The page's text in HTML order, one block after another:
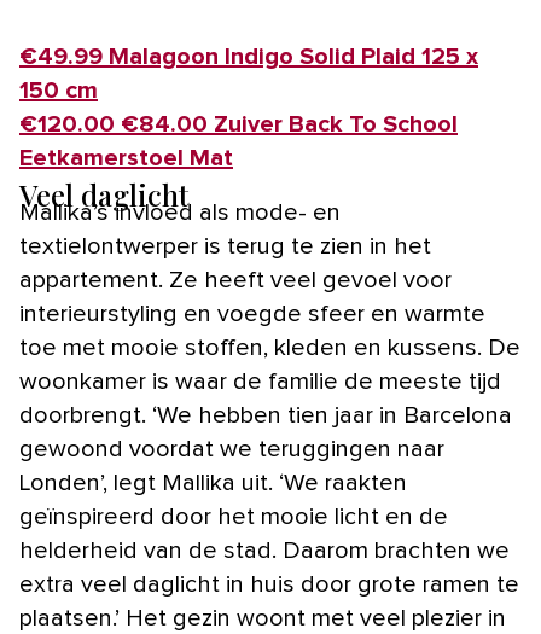
€49.99 Malagoon Indigo Solid Plaid 125 x
150 cm
€120.00 €84.00 Zuiver Back To School
Eetkamerstoel Mat
Veel daglicht
Mallika’s invloed als mode- en
textielontwerper is terug te zien in het
appartement. Ze heeft veel gevoel voor
interieurstyling en voegde sfeer en warmte
toe met mooie stoffen, kleden en kussens. De
woonkamer is waar de familie de meeste tijd
doorbrengt. ‘We hebben tien jaar in Barcelona
gewoond voordat we teruggingen naar
Londen’, legt Mallika uit. ‘We raakten
geïnspireerd door het mooie licht en de
helderheid van de stad. Daarom brachten we
extra veel daglicht in huis door grote ramen te
plaatsen.’ Het gezin woont met veel plezier in